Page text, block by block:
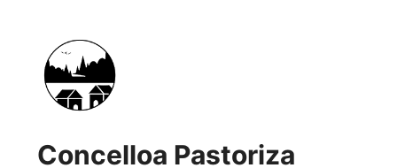
content
Concelloa Pastoriza